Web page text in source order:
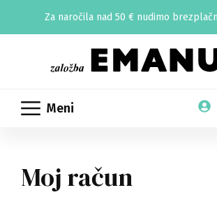
Za naročila nad 50 € nudimo
Meni
Moj račun